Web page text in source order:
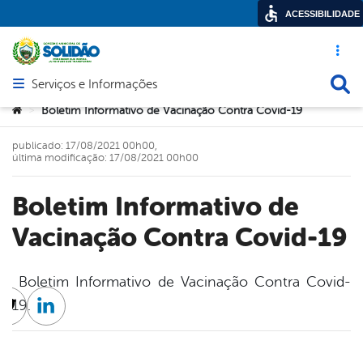
Acesso
Abrir menu principal de navegação
Serviços e Informações
Você está aqui:
> Boletim Informativo de Vacinação Contra Covid-19
Boletim Informativo de
Vacinação Contra Covid-19
publicado: 17/08/2021 00h00,
última modificação: 17/08/2021 00h00
Boletim Informativo de Vacinação Contra Covid-
19.
Twitter
Linkedin
ACESSIBILIDADE